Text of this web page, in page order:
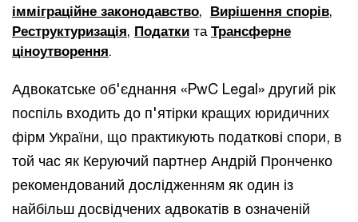
імміграційне законодавство, Вирішення спорів,
Реструктуризація, Податки та Трансферне
ціноутворення.
Адвокатське об'єднання «PwC Legal» другий рік
поспіль входить до п'ятірки кращих юридичних
фірм України, що практикують податкові спори, в
той час як Керуючий партнер Андрій Пронченко
рекомендований дослідженням як один із
найбільш досвідчених адвокатів в означеній